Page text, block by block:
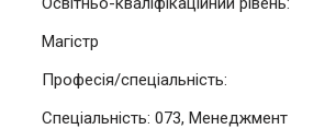
Магістр
Професія/спеціальність:
Спеціальність: 073, Менеджмент